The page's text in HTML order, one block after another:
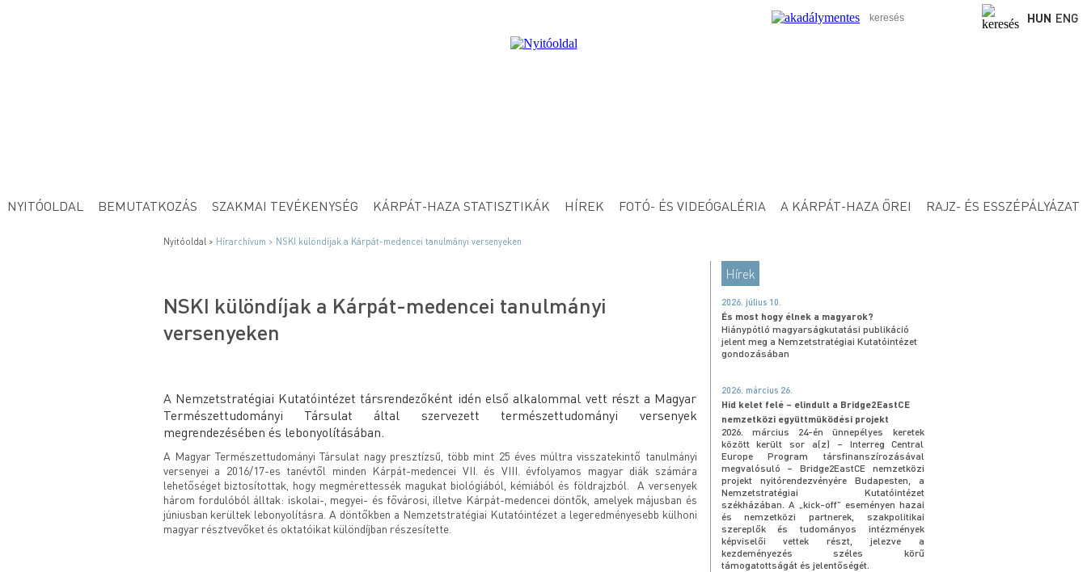
HUN ENG
NYITÓOLDAL BEMUTATKOZÁS SZAKMAI TEVÉKENYSÉG KÁRPÁT-HAZA STATISZTIKÁK HÍREK FOTÓ- ÉS VIDEÓGALÉRIA A KÁRPÁT-HAZA ŐREI RAJZ- ÉS ESSZÉPÁLYÁZAT
Nyitóoldal > Hírarchívum > NSKI különdíjak a Kárpát-medencei tanulmányi versenyeken
NSKI különdíjak a Kárpát-medencei tanulmányi
versenyeken
A Nemzetstratégiai Kutatóintézet társrendezőként idén első alkalommal vett részt a Magyar
Természettudományi Társulat által szervezett természettudományi versenyek
megrendezésében és lebonyolításában.
A Magyar Természettudományi Társulat nagy presztízsű, több mint 25 éves múltra visszatekintő tanulmányi
versenyei a 2016/17-es tanévtől minden Kárpát-medencei VII. és VIII. évfolyamos magyar diák számára
lehetőséget biztosítottak, hogy megmérettessék magukat biológiából, kémiából és földrajzból. A versenyek
három fordulóból álltak: iskolai-, megyei- és fővárosi, illetve Kárpát-medencei döntők, amelyek májusban és
júniusban kerültek lebonyolításra. A döntőkben a Nemzetstratégiai Kutatóintézet a legeredményesebb külhoni
magyar résztvevőket és oktatóikat különdíjban részesítette.
Hírek
2026. július 10.
És most hogy élnek a magyarok?
Hiánypótló magyarságkutatási publikáció
jelent meg a Nemzetstratégiai Kutatóintézet
gondozásában
2026. március 26.
Híd kelet felé – elindult a Bridge2EastCE
nemzetközi együttműködési projekt
2026. március 24-én ünnepélyes keretek
között került sor a(z) – Interreg Central
Europe Program társfinanszírozásával
megvalósuló – Bridge2EastCE nemzetközi
projekt nyitórendezvényére Budapesten, a
Nemzetstratégiai Kutatóintézet
székházában. A „kick-off” eseményen hazai
és nemzetközi partnerek, szakpolitikai
szereplők és tudományos intézmények
képviselői vettek részt, jelezve a
kezdeményezés széles körű
támogatottságát és jelentőségét.